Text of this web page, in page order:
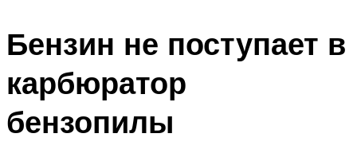
Бензин не поступает в
карбюратор
бензопилы